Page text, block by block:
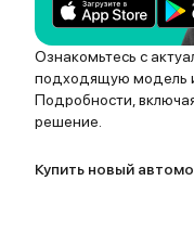
Ознакомьтесь с
подходящую модель
Подробности,
решение.
Купить новый